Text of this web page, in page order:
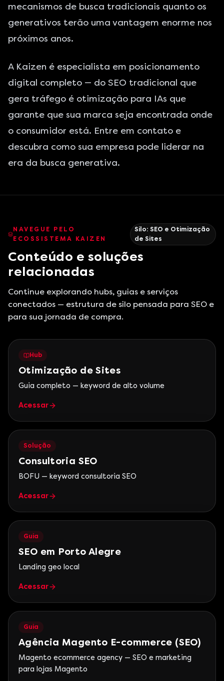
mecanismos de busca tradicionais quanto os
generativos terão uma vantagem enorme nos
próximos anos.
A Kaizen é especialista em posicionamento
digital completo — do SEO tradicional que
gera tráfego é otimização para IAs que
garante que sua marca seja encontrada onde
o consumidor está. Entre em contato e
descubra como sua empresa pode liderar na
era da busca generativa.
NAVEGUE PELO
ECOSSISTEMA KAIZEN
Silo: SEO e Otimização
de Sites
Conteúdo e soluções
relacionadas
Continue explorando hubs, guias e serviços
conectados — estrutura de silo pensada para SEO e
para sua jornada de compra.
Hub
Otimização de Sites
Guia completo — keyword de alto volume
Acessar
Solução
Consultoria SEO
BOFU — keyword consultoria SEO
Acessar
Guia
SEO em Porto Alegre
Landing geo local
Acessar
Guia
Agência Magento E-commerce (SEO)
Magento ecommerce agency — SEO e marketing
para lojas Magento